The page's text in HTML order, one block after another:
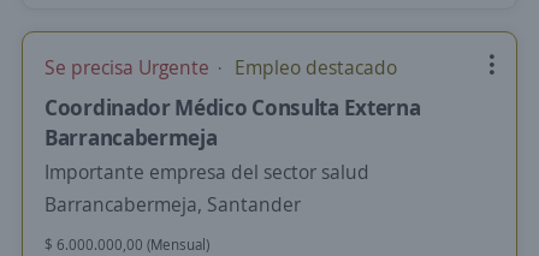
Se precisa Urgente Empleo destacado
Coordinador Médico Consulta Externa
Barrancabermeja
Importante empresa del sector salud
Barrancabermeja, Santander
$ 6.000.000,00 (Mensual)